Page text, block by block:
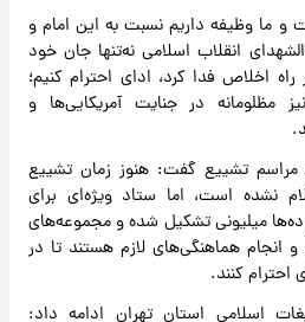
ما وظیفه داریم نسبت به این امام و
انقلاب اسلامی نه‌تنها جان خود
اخلاص فدا کرد، ادای احترام کنیم؛
مظلومانه در جنایت آمریکایی‌ها و
مراسم تشییع گفت: هنوز زمان تشییع
نشده است، اما ستاد ویژه‌ای برای
میلیونی تشکیل شده و مجموعه‌های
هماهنگی‌های لازم هستند تا در
احترام کنند.
اسلامی استان تهران ادامه داد: